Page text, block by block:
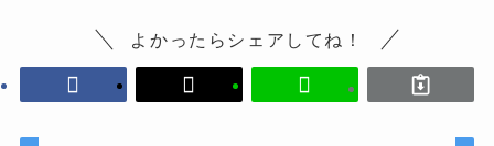
よかったらシェアしてね！